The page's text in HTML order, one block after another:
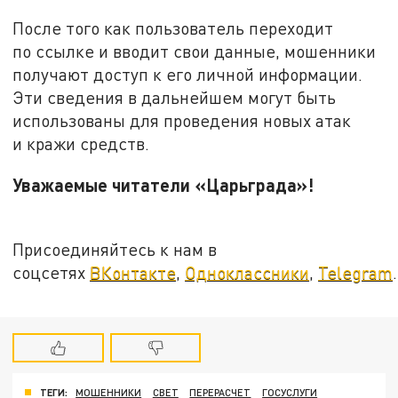
После того как пользователь переходит
по ссылке и вводит свои данные, мошенники
получают доступ к его личной информации.
Эти сведения в дальнейшем могут быть
использованы для проведения новых атак
и кражи средств.
Уважаемые читатели «Царьграда»!
Присоединяйтесь к нам в
соцсетях ВКонтакте, Одноклассники, Telegram.
ТЕГИ: МОШЕННИКИ СВЕТ ПЕРЕРАСЧЕТ ГОСУСЛУГИ